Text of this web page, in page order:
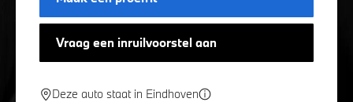
Vraag een inruilvoorstel aan
Deze auto staat in Eindhoven